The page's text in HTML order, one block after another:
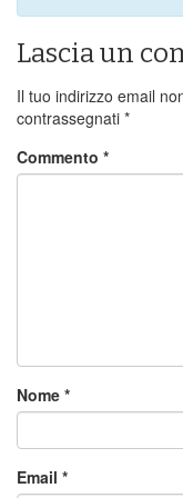
Lascia un
Il tuo indirizzo email
contrassegnati *
Commento *
Nome *
Email *